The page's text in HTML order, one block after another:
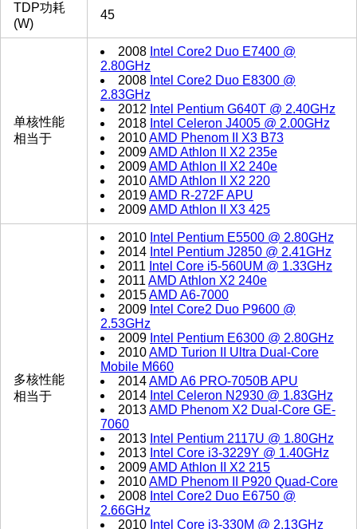
TDP功耗
(W)
45
单核性能
相当于
2008 Intel Core2 Duo E7400 @
2.80GHz
2008 Intel Core2 Duo E8300 @
2.83GHz
2012 Intel Pentium G640T @ 2.40GHz
2018 Intel Celeron J4005 @ 2.00GHz
2010AMD Phenom II X3 B73
2009AMD Athlon II X2 235e
2009AMD Athlon II X2 240e
2010AMD Athlon II X2 220
2019AMD R-272F APU
2009AMD Athlon II X3 425
多核性能
相当于
2010 Intel Pentium E5500 @ 2.80GHz
2014 Intel Pentium J2850 @ 2.41GHz
2011 Intel Core i5-560UM @ 1.33GHz
2011AMD Athlon X2 240e
2015AMD A6-7000
2009 Intel Core2 Duo P9600 @
2.53GHz
2009 Intel Pentium E6300 @ 2.80GHz
2010AMD Turion II Ultra Dual-Core
Mobile M660
2014AMD A6 PRO-7050B APU
2014 Intel Celeron N2930 @ 1.83GHz
2013AMD Phenom X2 Dual-Core GE-
7060
2013 Intel Pentium 2117U @ 1.80GHz
2013 Intel Core i3-3229Y @ 1.40GHz
2009AMD Athlon II X2 215
2010AMD Phenom II P920 Quad-Core
2008 Intel Core2 Duo E6750 @
2.66GHz
2010 Intel Core i3-330M @ 2.13GHz